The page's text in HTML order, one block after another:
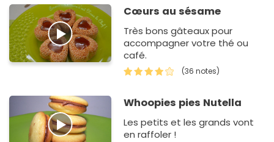
Cœurs au sésame
Très bons gâteaux pour
accompagner votre thé ou
café.
(36 notes)
Whoopies pies Nutella
Les petits et les grands vont
en raffoler !